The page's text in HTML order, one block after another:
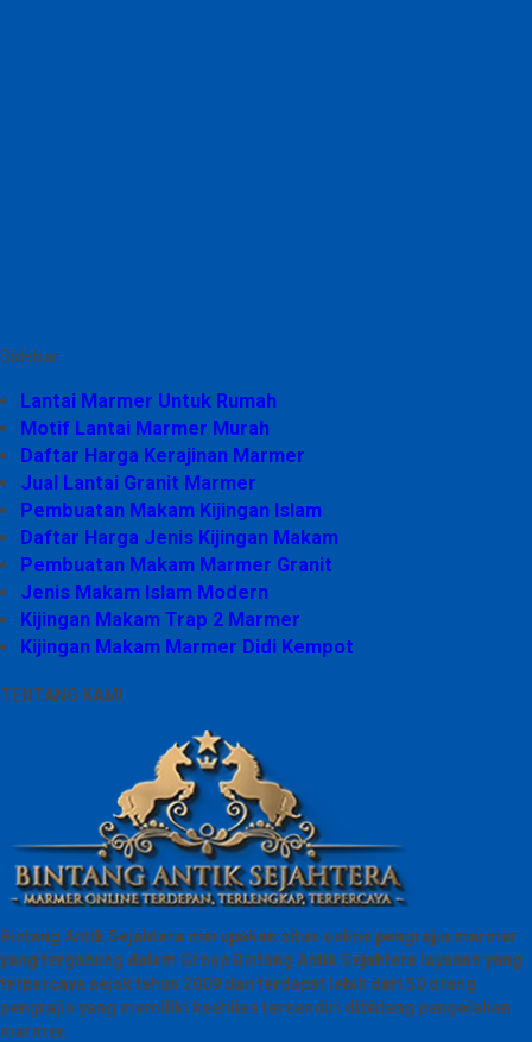
Sidebar
Lantai Marmer Untuk Rumah
Motif Lantai Marmer Murah
Daftar Harga Kerajinan Marmer
Jual Lantai Granit Marmer
Pembuatan Makam Kijingan Islam
Daftar Harga Jenis Kijingan Makam
Pembuatan Makam Marmer Granit
Jenis Makam Islam Modern
Kijingan Makam Trap 2 Marmer
Kijingan Makam Marmer Didi Kempot
TENTANG KAMI
Bintang Antik Sejahtera merupakan situs online pengrajin marmer
yang tergabung dalam Group Bintang Antik Sejahtera layanan yang
terpercaya sejak tahun 2009 dan terdapat lebih dari 50 orang
pengrajin yang memiliki keahlian tersendiri dibidang pengolahan
marmer.